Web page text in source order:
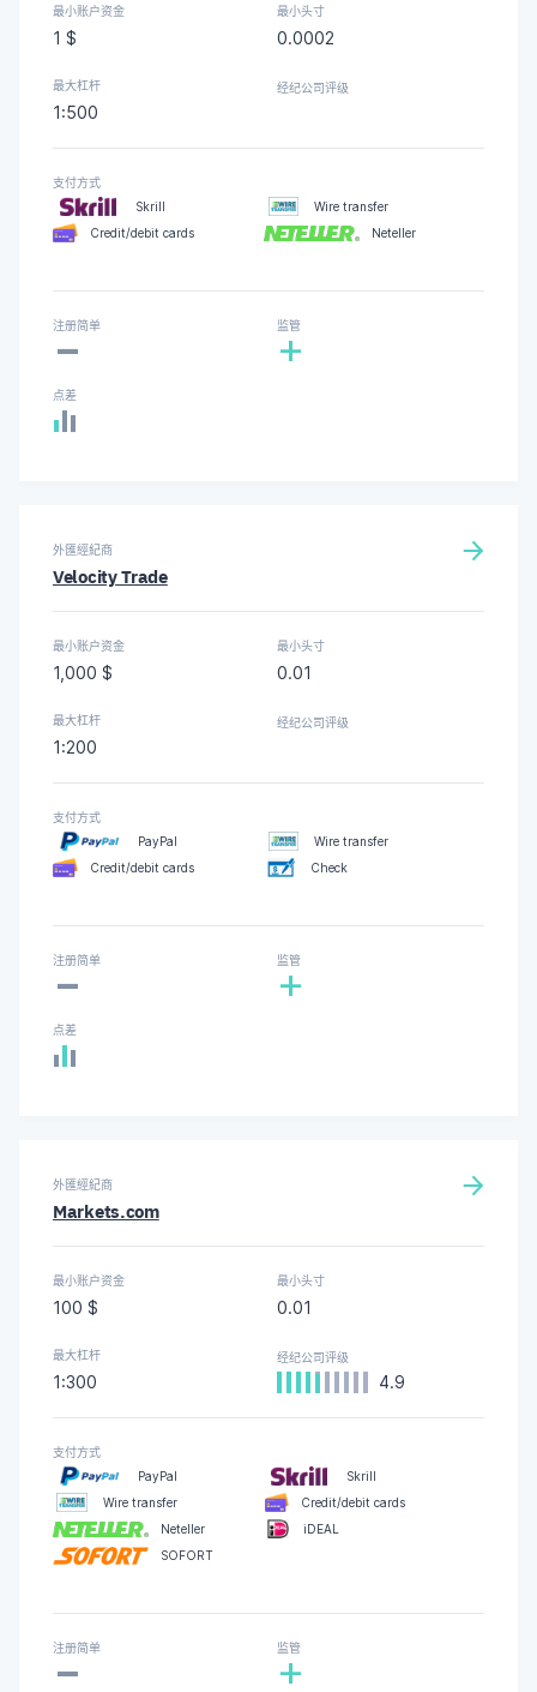
最小账户资金
1 $
最小头寸
0.0002
最大杠杆
1:500
经纪公司评级
支付方式
Skrill
Wire transfer
Credit/debit cards
Neteller
注册简单
- 监管
+
点差
外匯經紀商
Velocity Trade
最小账户资金
1,000 $
最小头寸
0.01
最大杠杆
1:200
经纪公司评级
支付方式
PayPal
Wire transfer
Credit/debit cards
Check
注册简单
- 监管
+
点差
外匯經紀商
Markets.com
最小账户资金
100 $
最小头寸
0.01
最大杠杆
1:300
经纪公司评级
4.9
支付方式
PayPal
Skrill
Wire transfer
Credit/debit cards
Neteller
iDEAL
SOFORT
注册简单
- 监管
+